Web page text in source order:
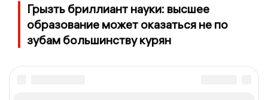
Грызть бриллиант науки: высшее
образование может оказаться не по
зубам большинству курян